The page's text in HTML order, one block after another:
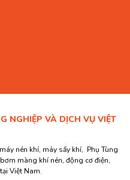
NGHIỆP VÀ DỊCH VỤ VIỆT
nén khí, máy sấy khí, Phụ Tùng
màng khí nén, động cơ điện,
Việt Nam.